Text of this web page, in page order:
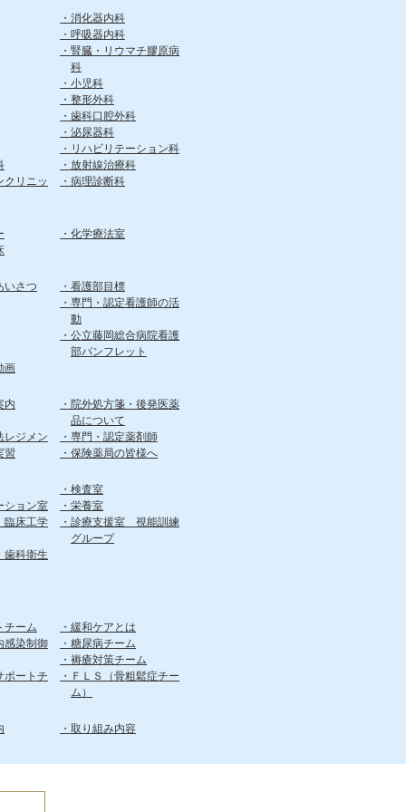
消化器内科
呼吸器内科
腎臓・リウマチ膠原病
科
小児科
整形外科
歯科口腔外科
泌尿器科
リハビリテーション科
放射線治療科
クリニッ
病理診断科
化学療法室
いさつ
看護部目標
専門・認定看護師の活
動
公立藤岡総合病院看護
部パンフレット
画
内
院外処方箋・後発医薬
品について
レジメン
専門・認定薬剤師
習
保険薬局の皆様へ
検査室
ション室
栄養室
床工学
診療支援室 視能訓練
グループ
科衛生
チーム
緩和ケアとは
感染制御
糖尿病チーム
褥瘡対策チーム
ポートチ
ＦＬＳ（骨粗鬆症チー
ム）
取り組み内容